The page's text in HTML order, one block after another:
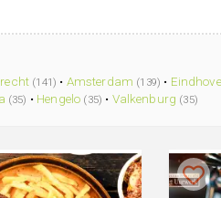
(141) • Amsterdam (139) •
(35) • Hengelo (35) • Valkenburg (35)